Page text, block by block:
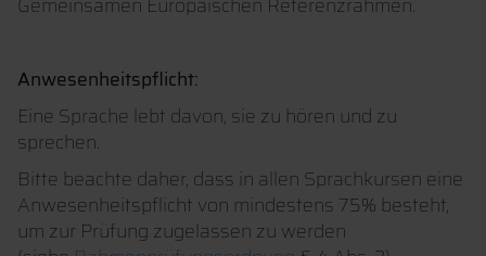
Anwesenheitspflicht:
Eine Sprache lebt davon, sie zu hören und zu
sprechen.
Bitte beachte daher, dass in allen Sprachkursen eine
Anwesenheitspflicht von mindestens 75% besteht,
um zur Prüfung zugelassen zu werden